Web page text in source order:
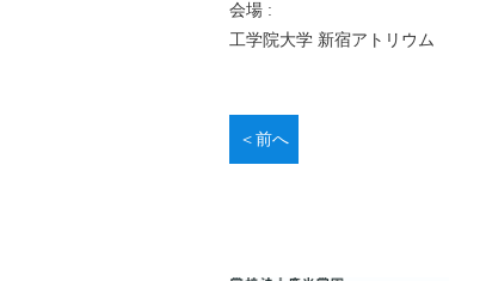
会場 :
工学院大学 新宿アトリウム
＜前へ